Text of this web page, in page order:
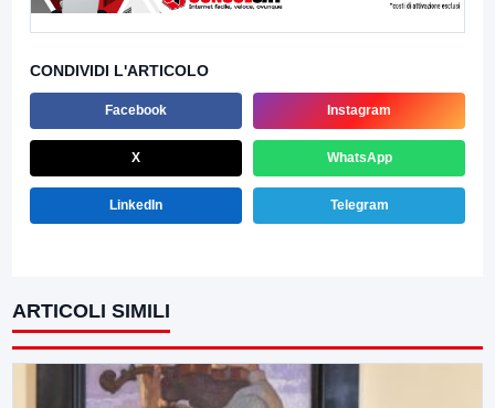
CONDIVIDI L'ARTICOLO
Facebook Instagram
X WhatsApp
LinkedIn Telegram
ARTICOLI SIMILI